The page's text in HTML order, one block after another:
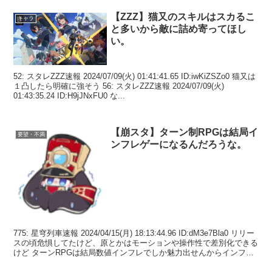
キャラ
【ZZZ】猫又のスキルはスカるこ
と多いから敵に詰め寄ってほし
い。
52: スタレZZZ速報 2024/07/09(火) 01:41:41.65 ID:iwKiZSZo0 猫又は
１凸したら明確に強そう 56: スタレZZZ速報 2024/07/09(火)
01:43:35.24 ID:H9jJNxFU0 な...
要望・不満
【崩スタ】ターン制RPGは結局イ
ンフレゲーになるんだろうな。
775: 星穹列車速報 2024/04/15(月) 18:13:44.96 ID:dM3e7Bla0 リリー
スの頃危惧してたけど、原とかはモーションや操作性で差別化できる
けど ターンRPGは結局数値インフレでしか魅力出せんからインフレ